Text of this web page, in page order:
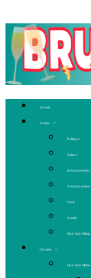
Accueil
Articles
Politique
Culture
Environnement
Communautaire
Santé
Société
Club Ado Média
Dossiers
Club Ado Média